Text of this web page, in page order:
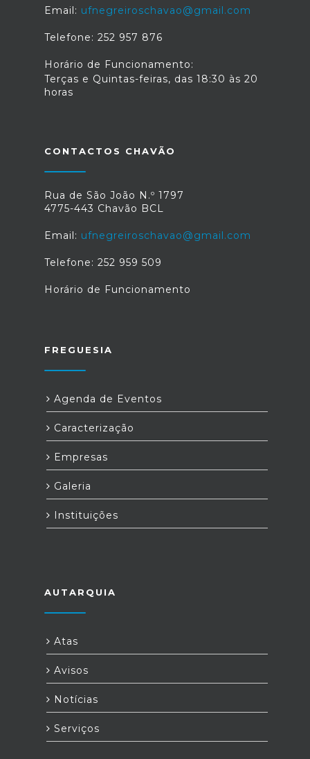
Email: ufnegreiroschavao@gmail.com
Telefone: 252 957 876
Horário de Funcionamento:
Terças e Quintas-feiras, das 18:30 às 20
horas
CONTACTOS CHAVÃO
Rua de São João N.º 1797
4775-443 Chavão BCL
Email: ufnegreiroschavao@gmail.com
Telefone: 252 959 509
Horário de Funcionamento
FREGUESIA
Agenda de Eventos
Caracterização
Empresas
Galeria
Instituições
AUTARQUIA
Atas
Avisos
Notícias
Serviços